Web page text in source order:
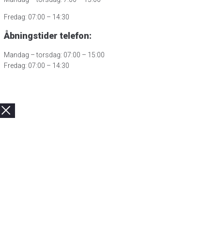
Fredag: 07:00 – 14:30
Åbningstider telefon:
Mandag – torsdag: 07:00 – 15:00
Fredag: 07:00 – 14:30